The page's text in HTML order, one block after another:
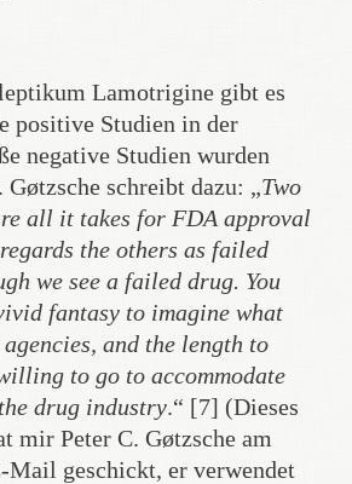
Lamotrigine gibt es
positive Studien in der
negative Studien wurden
schreibt dazu: „Two
all it takes for FDA approval
the others as failed
we see a failed drug. You
fantasy to imagine what
and the length to
to go to accommodate
drug industry.“ [7] (Dieses
mir Peter C. Gøtzsche am
Mail geschickt, er verwendet